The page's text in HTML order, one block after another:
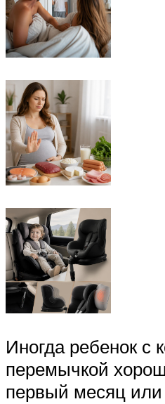
Иногда ребенок с
перемычкой
первый месяц